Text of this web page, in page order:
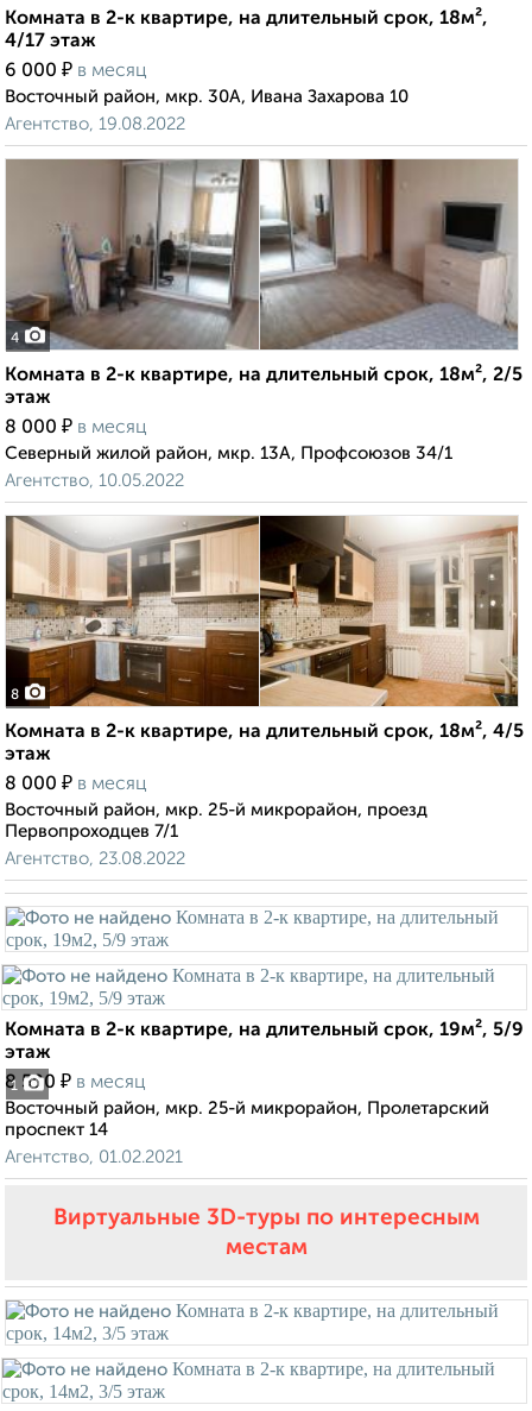
Комната в 2-к квартире, на длительный срок, 18м²,
4/17 этаж
6 000 ₽ в месяц
Восточный район, мкр. 30А, Ивана Захарова 10
Агентство, 19.08.2022
4
Комната в 2-к квартире, на длительный срок, 18м², 2/5
этаж
8 000 ₽ в месяц
Северный жилой район, мкр. 13А, Профсоюзов 34/1
Агентство, 10.05.2022
8
Комната в 2-к квартире, на длительный срок, 18м², 4/5
этаж
8 000 ₽ в месяц
Восточный район, мкр. 25-й микрорайон, проезд
Первопроходцев 7/1
Агентство, 23.08.2022
1
Комната в 2-к квартире, на длительный срок, 19м², 5/9
этаж
8 500 ₽ в месяц
Восточный район, мкр. 25-й микрорайон, Пролетарский
проспект 14
Агентство, 01.02.2021
Виртуальные 3D-туры по интересным
местам